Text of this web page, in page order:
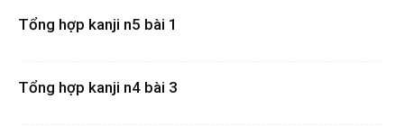
Tổng hợp kanji n5 bài 1
Tổng hợp kanji n4 bài 3